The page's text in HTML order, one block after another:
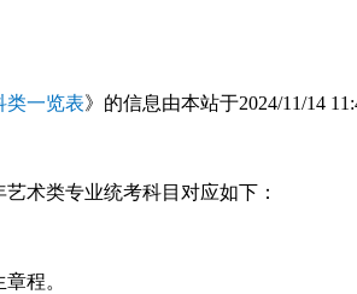
类一览表》的信息由本站于2024/11/14
术类专业统考科目对应如下：
程。